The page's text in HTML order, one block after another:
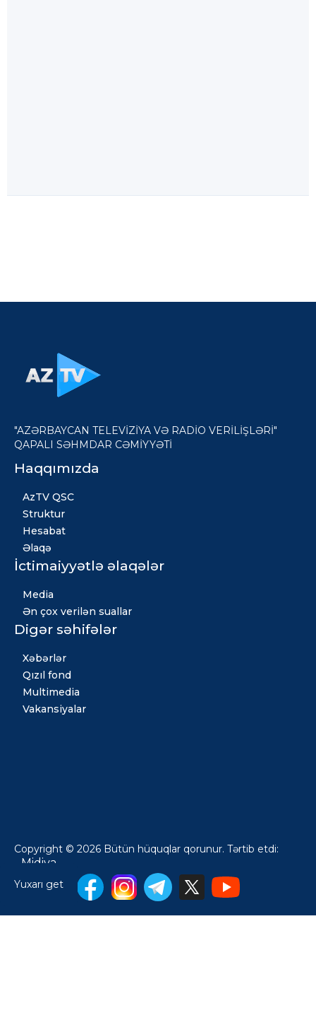
"AZƏRBAYCAN TELEVİZİYA VƏ RADİO VERİLİŞLƏRİ"
QAPALI SƏHMDAR CƏMİYYƏTİ
Haqqımızda
AzTV QSC
Struktur
Hesabat
Əlaqə
İctimaiyyətlə əlaqələr
Media
Ən çox verilən suallar
Digər səhifələr
Xəbərlər
Qızıl fond
Multimedia
Vakansiyalar
Copyright © 2026 Bütün hüquqlar qorunur. Tərtib etdi:
Midiya
Yuxarı get